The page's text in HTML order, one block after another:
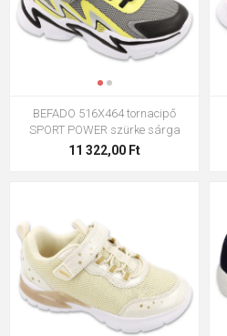
BEFADO 516X464 tornacipő
SPORT POWER szürke sárga
11 322,00 Ft